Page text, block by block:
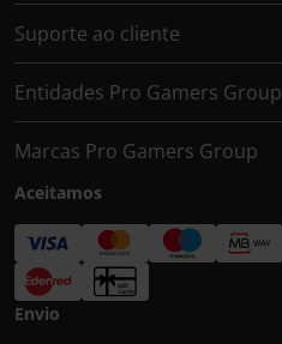
Suporte ao cliente
Entidades Pro Gamers Group
Marcas Pro Gamers Group
Aceitamos
Envio